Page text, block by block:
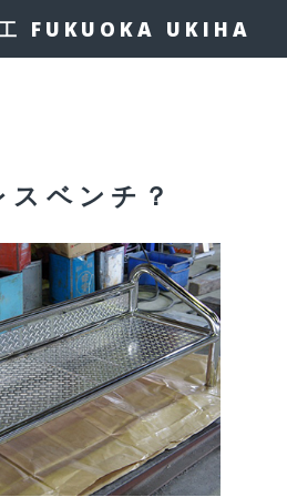
工 FUKUOKA UKIHA
ベンチ？